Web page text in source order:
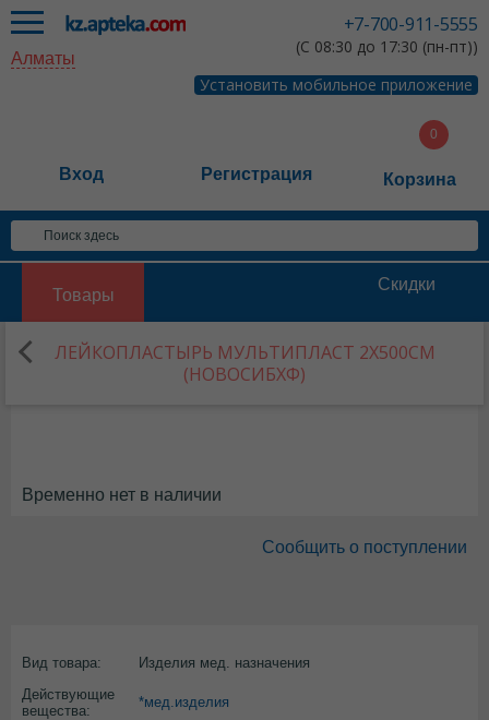
+7-700-911-5555
(С 08:30 до 17:30 (пн-пт))
Установить мобильное приложение
Алматы
Вход Регистрация Корзина
Товары
Скидки
ЛЕЙКОПЛАСТЫРЬ МУЛЬТИПЛАСТ 2Х500СМ
(НОВОСИБХФ)
Временно нет в наличии
Сообщить о поступлении
Вид товара:
Изделия мед. назначения
Действующие
вещества:
*мед.изделия